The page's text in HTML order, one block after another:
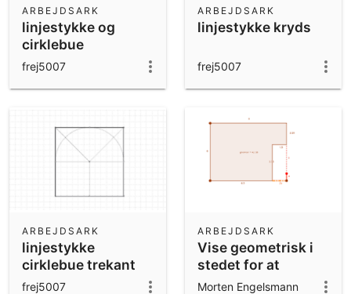
linjestykke og
cirklebue
ARBEJDSARK
frej5007
linjestykke kryds
ARBEJDSARK
frej5007
linjestykke
cirklebue trekant
ARBEJDSARK
frej5007
Vise geometrisk i
stedet for at
reducere
ARBEJDSARK
Morten Engelsmann